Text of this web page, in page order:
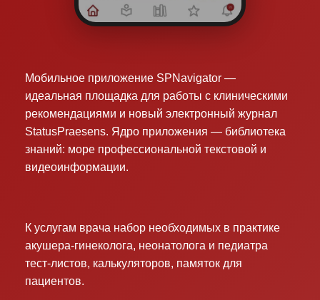
Мобильное приложение SPNavigator —
идеальная площадка для работы с клиническими
рекомендациями и новый электронный журнал
StatusPraesens. Ядро приложения — библиотека
знаний: море профессиональной текстовой и
видеоинформации.
К услугам врача набор необходимых в практике
акушера-гинеколога, неонатолога и педиатра
тест-листов, калькуляторов, памяток для
пациентов.